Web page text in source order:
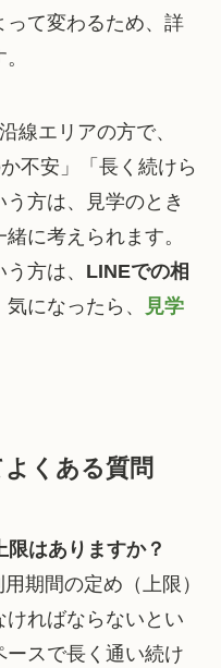
て変わるため、詳
線エリアの方で、
不安」「長く続けら
方は、見学のとき
に考えられます。
方は、 LINEでの相
になったら、
見学
くある質問
はありますか？
期間の定め（上限）
ればならないとい
ースで長く通い続け